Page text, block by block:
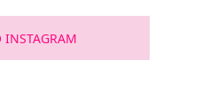
INSTAGRAM